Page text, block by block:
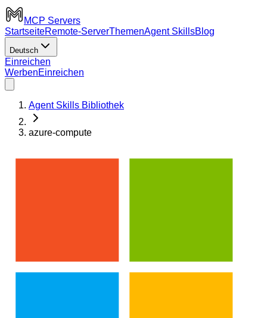
MCP Servers
StartseiteRemote-ServerThemenAgent SkillsBlog
Deutsch
Einreichen
WerbenEinreichen
Agent Skills Bibliothek
azure-compute